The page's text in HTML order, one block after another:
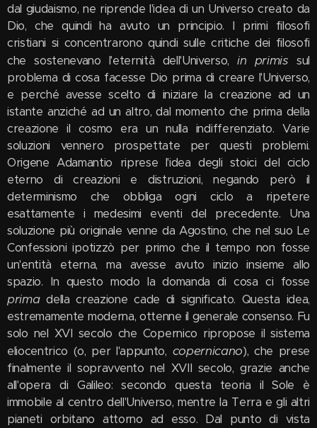
dal giudaismo, ne riprende l'idea di un Universo creato da
Dio, che quindi ha avuto un principio. I primi filosofi
cristiani si concentrarono quindi sulle critiche dei filosofi
che sostenevano l'eternità dell'Universo,in primis sul
problema di cosa facesse Dio prima di creare l'Universo,
e perché avesse scelto di iniziare la creazione ad un
istante anziché ad un altro, dal momento che prima della
creazione il cosmo era un nulla indifferenziato. Varie
soluzioni vennero prospettate per questi problemi.
Origene Adamantio riprese l'idea degli stoici del ciclo
eterno di creazioni e distruzioni, negando però il
determinismo che obbliga ogni ciclo a ripetere
esattamente i medesimi eventi del precedente. Una
soluzione più originale venne da Agostino, che nel suo Le
Confessioni ipotizzò per primo che il tempo non fosse
un'entità eterna, ma avesse avuto inizio insieme allo
spazio. In questo modo la domanda di cosa ci fosse
primadella creazione cade di significato. Questa idea,
estremamente moderna, ottenne il generale consenso. Fu
solo nel XVI secolo che Copernico ripropose il sistema
eliocentrico (o, per l'appunto, copernicano), che prese
finalmente il sopravvento nel XVII secolo, grazie anche
all'opera di Galileo: secondo questa teoria il Sole è
immobile al centro dell'Universo, mentre la Terra e gli altri
pianeti orbitano attorno ad esso. Dal punto di vista